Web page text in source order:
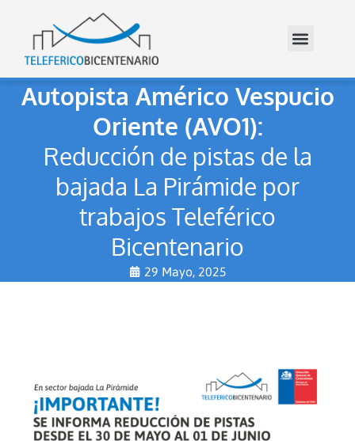
Autopista Américo Vespucio
Oriente (AVO1):
Reducción de pistas de la
bajada La Pirámide por
trabajos Teleférico
Bicentenario
29 Mayo, 2025